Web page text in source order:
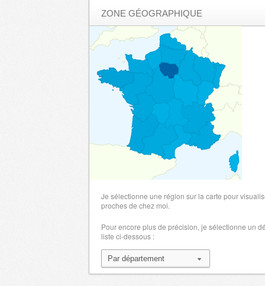
ZONE GÉOGRAPHIQUE
Je sélectionne une région sur la carte pour
proches de chez moi.
Pour encore plus de précision, je sélectionne un
liste ci-dessous :